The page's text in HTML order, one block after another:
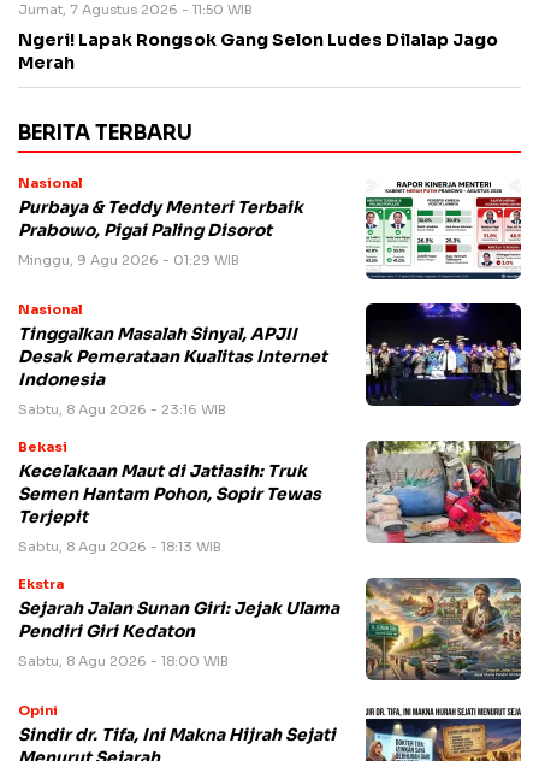
Jumat, 7 Agustus 2026 - 11:50 WIB
Ngeri! Lapak Rongsok Gang Selon Ludes Dilalap Jago
Merah
BERITA TERBARU
Nasional
Purbaya & Teddy Menteri Terbaik
Prabowo, Pigai Paling Disorot
Minggu, 9 Agu 2026 - 01:29 WIB
Nasional
Tinggalkan Masalah Sinyal, APJII
Desak Pemerataan Kualitas Internet
Indonesia
Sabtu, 8 Agu 2026 - 23:16 WIB
Bekasi
Kecelakaan Maut di Jatiasih: Truk
Semen Hantam Pohon, Sopir Tewas
Terjepit
Sabtu, 8 Agu 2026 - 18:13 WIB
Ekstra
Sejarah Jalan Sunan Giri: Jejak Ulama
Pendiri Giri Kedaton
Sabtu, 8 Agu 2026 - 18:00 WIB
Opini
Sindir dr. Tifa, Ini Makna Hijrah Sejati